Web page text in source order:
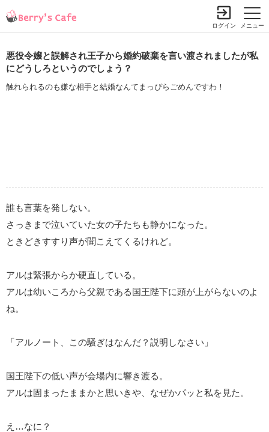
メニュー
ログイン
悪役令嬢と誤解され王子から婚約破棄を言い渡されましたが私
にどうしろというのでしょう？
触れられるのも嫌な相手と結婚なんてまっぴらごめんですわ！
誰も言葉を発しない。
さっきまで泣いていた女の子たちも静かになった。
ときどきすすり声が聞こえてくるけれど。
アルは緊張からか硬直している。
アルは幼いころから父親である国王陛下に頭が上がらないのよ
ね。
「アルノート、この騒ぎはなんだ？説明しなさい」
国王陛下の低い声が会場内に響き渡る。
アルは固まったままかと思いきや、なぜかパッと私を見た。
え…なに？